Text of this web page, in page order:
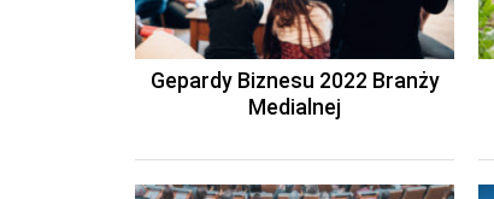
Gepardy Biznesu 2022 Branży
Medialnej